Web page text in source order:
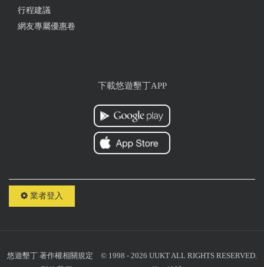
行程建議
網友專屬優惠卷
下載悠遊墾丁APP
業者登入
悠遊墾丁 著作權相關規定 © 1998 - 2026 UUKT ALL RIGHTS RESERVED.